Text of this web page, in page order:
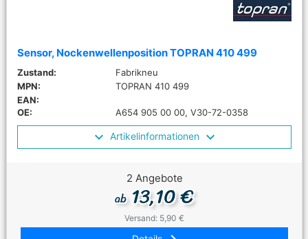
Sensor, Nockenwellenposition TOPRAN 410 499
Zustand:
Fabrikneu
MPN:
TOPRAN 410 499
EAN:
OE:
A654 905 00 00, V30-72-0358
Artikelinformationen
2 Angebote
ab13,10 €
Versand: 5,90 €